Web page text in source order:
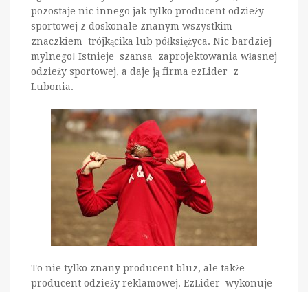
pozostaje nic innego jak tylko producent odzieży
sportowej z doskonale znanym wszystkim
znaczkiem trójkącika lub półksiężyca. Nic bardziej
mylnego! Istnieje szansa zaprojektowania własnej
odzieży sportowej, a daje ją firma ezLider z
Lubonia.
To nie tylko znany producent bluz, ale także
producent odzieży reklamowej. EzLider wykonuje